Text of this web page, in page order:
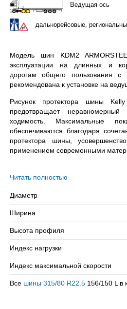
Ведущая ось
дальнорейсовые,
Модель шин KDM2
эксплуатации на длинных и
дорогам общего пользования
рекомендована к установке на
Рисунок протектора шины Kelly
предотвращает
ходимость. Максимальные
обеспечиваются благодаря
протектора шины,
применением современными
бескамерная шина с допустимой
скоростью в 120 км/ч.
Сомневаетесь в выборе?
подходящий вариант!
Читать полностью
Диаметр
Ширина
Высота профиля
Индекс нагрузки
Индекс максимальной скорости
Все шины 315/80 R22.5 156/150 L в